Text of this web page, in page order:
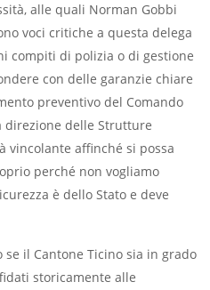
alle quali Norman Gobbi
voci critiche a questa delega
compiti di polizia o di gestione
con delle garanzie chiare
preventivo del Comando
direzione delle Strutture
vincolante affinché si possa
perché non vogliamo
è dello Stato e deve
il Cantone Ticino sia in grado
storicamente alle